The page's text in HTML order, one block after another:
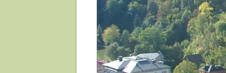
DANIEL BECKER
HANNA GEIST
INA SCHREINER
JANA FÖRSTER-